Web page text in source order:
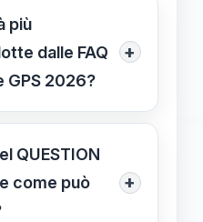
eventuali
seguendo i
del Ministero
più
dalle FAQ
GPS 2026?
+
requisiti
dei
presentazione
QUESTION
come può
+